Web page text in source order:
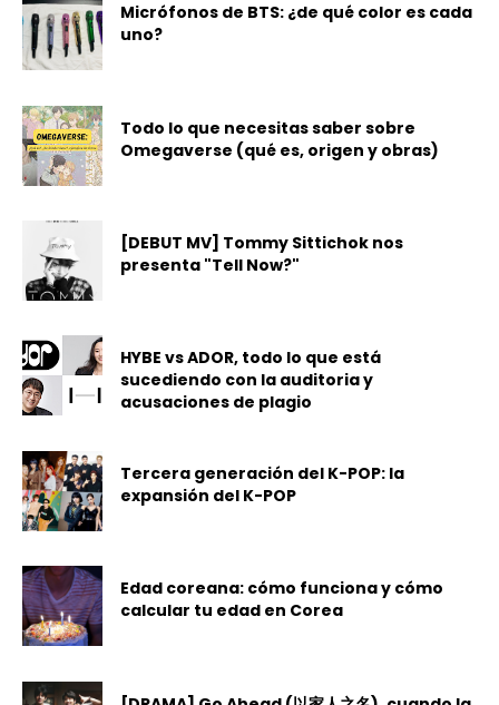
Micrófonos de BTS: ¿de qué color es cada
uno?
Todo lo que necesitas saber sobre
Omegaverse (qué es, origen y obras)
[DEBUT MV] Tommy Sittichok nos
presenta "Tell Now?"
HYBE vs ADOR, todo lo que está
sucediendo con la auditoria y
acusaciones de plagio
Tercera generación del K-POP: la
expansión del K-POP
Edad coreana: cómo funciona y cómo
calcular tu edad en Corea